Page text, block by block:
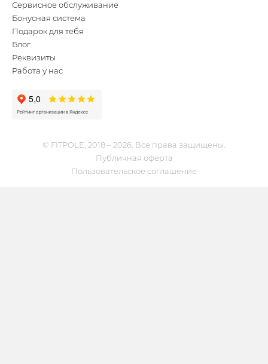
Сервисное обслуживание
Бонусная система
Подарок для тебя
Блог
Реквизиты
Работа у нас
© FITPOLE, 2018 – 2026. Все права защищены.
Публичная оферта
Пользовательское соглашение